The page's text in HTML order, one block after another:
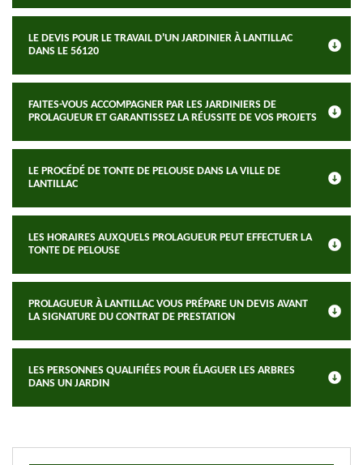
LE DEVIS POUR LE TRAVAIL D'UN JARDINIER À LANTILLAC
DANS LE 56120
FAITES-VOUS ACCOMPAGNER PAR LES JARDINIERS DE
PROLAGUEUR ET GARANTISSEZ LA RÉUSSITE DE VOS PROJETS
LE PROCÉDÉ DE TONTE DE PELOUSE DANS LA VILLE DE
LANTILLAC
LES HORAIRES AUXQUELS PROLAGUEUR PEUT EFFECTUER LA
TONTE DE PELOUSE
PROLAGUEUR À LANTILLAC VOUS PRÉPARE UN DEVIS AVANT
LA SIGNATURE DU CONTRAT DE PRESTATION
LES PERSONNES QUALIFIÉES POUR ÉLAGUER LES ARBRES
DANS UN JARDIN